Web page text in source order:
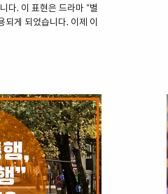
다. 이 표현은 드라마 “별
되게 되었습니다. 이제 이
호작용에서의 호흡을 의
on stage.” (그들은 무대
chemistry in the f..